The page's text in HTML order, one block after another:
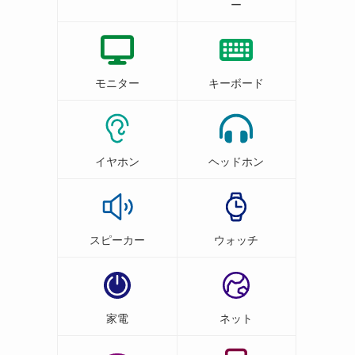
ー
モニター キーボード
イヤホン ヘッドホン
スピーカー ウォッチ
家電 ネット